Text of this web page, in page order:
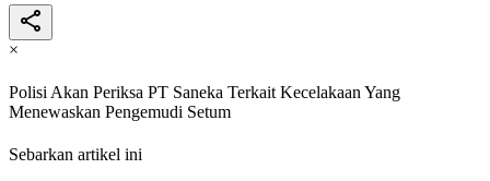
×
Polisi Akan Periksa PT Saneka Terkait Kecelakaan Yang
Menewaskan Pengemudi Setum
Sebarkan artikel ini